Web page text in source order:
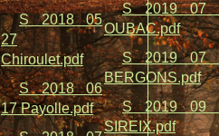
S 2018 05
27
Chiroulet.pdf
S 2018 06
17 Payolle.pdf
S 2019 07
OUBAC.pdf
S 2019 07
BERGONS.pdf
S 2019 09
SIREIX.pdf